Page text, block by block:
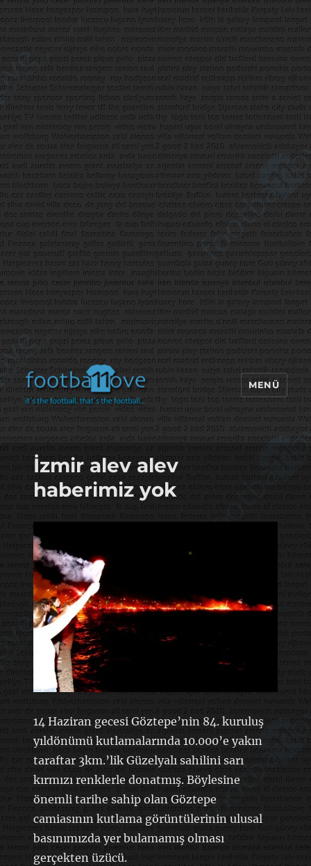
footbaLLove
MENÜ
İzmir alev alev
haberimiz yok
14 Haziran gecesi Göztepe’nin 84. kuruluş
yıldönümü kutlamalarında 10.000’e yakın
taraftar 3km.’lik Güzelyalı sahilini sarı
kırmızı renklerle donatmış. Böylesine
önemli tarihe sahip olan Göztepe
camiasının kutlama görüntülerinin ulusal
basınımızda yer bulamamış olması
gerçekten üzücü.